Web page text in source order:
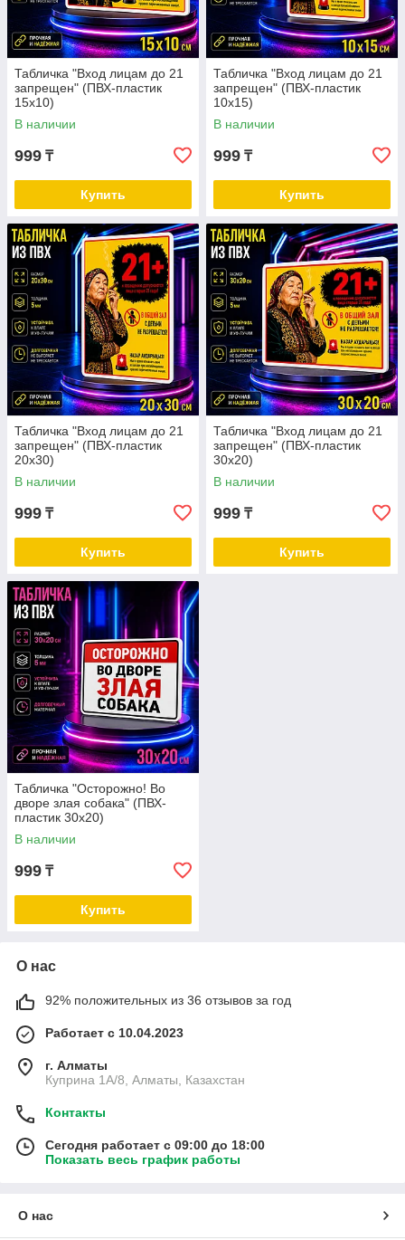
Табличка "Вход лицам до 21
запрещен" (ПВХ-пластик
15х10)
В наличии
999 ₸
Купить
Табличка "Вход лицам до 21
запрещен" (ПВХ-пластик
10х15)
В наличии
999 ₸
Купить
Табличка "Вход лицам до 21
запрещен" (ПВХ-пластик
20х30)
В наличии
999 ₸
Купить
Табличка "Вход лицам до 21
запрещен" (ПВХ-пластик
30х20)
В наличии
999 ₸
Купить
Табличка "Осторожно! Во
дворе злая собака" (ПВХ-
пластик 30х20)
В наличии
999 ₸
Купить
О нас
92% положительных из 36 отзывов за год
Работает с 10.04.2023
г. Алматы
Куприна 1A/8, Алматы, Казахстан
Контакты
Сегодня работает с 09:00 до 18:00
Показать весь график работы
О нас